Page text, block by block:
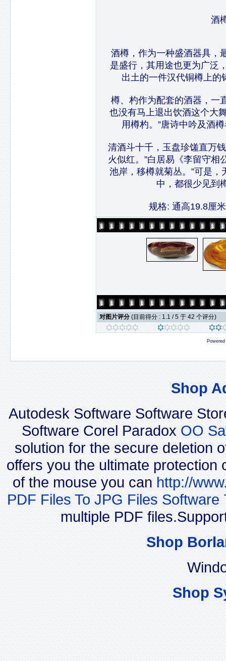
酒
酒樽，作为一种盛酒器具，
是盛行，其用途也更为广泛
出土的一件汉代铜樽上的
樽、杓作为配套的酒器，一
也没有马上退出饮酒这个大
用樽杓。”唐诗中吟及酒
清酒斗十千，玉盘珍馐直万
火似红。”白居易《李留守
池岸，移樽就菊丛。”可是
中，都很少见到
规格: 通高19.8厘
对图片评分 (目前得分 : 1.1 / 5 于 42 个评分)
Shop
Autodesk Software Software
Software Corel Paradox OO
solution for the secure deletion
offers you the ultimate
of the mouse you can http://
PDF Files To JPG Files Software
multiple PDF
Shop
Shop